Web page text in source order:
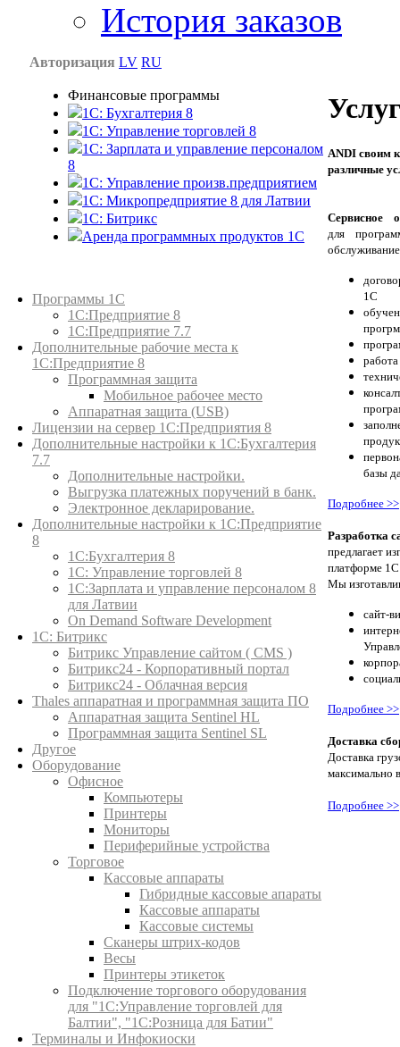
История заказов
Авторизация LV RU
Финансовые программы
1С: Бухгалтерия 8
1C: Управление торговлей 8
1C: Зарплата и управление персоналом
8
1C: Управление произв.предприятием
1С: Микропредприятие 8 для Латвии
1C: Битрикс
Аренда программных продуктов 1С
Программы 1С
1С:Предприятие 8
1С:Предприятие 7.7
Дополнительные рабочие места к
1С:Предприятие 8
Программная защита
Мобильное рабочее место
Аппаратная защита (USB)
Лицензии на сервер 1С:Предприятия 8
Дополнительные настройки к 1С:Бухгалтерия
7.7
Дополнительные настройки.
Выгрузка платежных поручений в банк.
Электронное декларирование.
Дополнительные настройки к 1С:Предприятие
8
1С:Бухгалтерия 8
1C: Управление торговлей 8
1С:Зарплата и управление персоналом 8
для Латвии
On Demand Software Development
1С: Битрикс
Битрикс Управление сайтом ( CMS )
Битрикс24 - Корпоративный портал
Битрикс24 - Облачная версия
Thales аппаратная и программная защита ПО
Аппаратная защита Sentinel HL
Программная защита Sentinel SL
Другое
Оборудование
Офисное
Компьютеры
Принтеры
Мониторы
Периферийные устройства
Торговое
Кассовые аппараты
Гибридные кассовые апараты
Кассовые аппараты
Кассовые системы
Сканеры штрих-кодов
Весы
Принтеры этикеток
Подключение торгового оборудования
для "1С:Управление торговлей для
Балтии", "1С:Розница для Батии"
Терминалы и Инфокиоски
ANDI своим
различные
Сервисное
для
1С
базы
Подробнее >>
Разработка
предлагает
платформе
Мы
сайт-
Подробнее >>
Доставка
Доставка
максимально
Подробнее >>